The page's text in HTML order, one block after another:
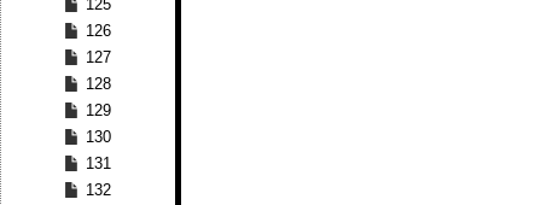
125
126
127
128
129
130
131
132